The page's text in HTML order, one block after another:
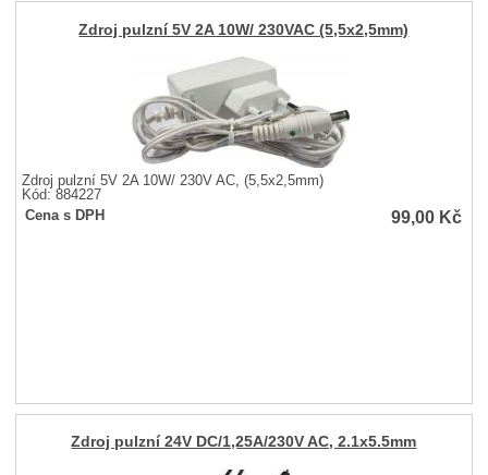
Zdroj pulzní 5V 2A 10W/ 230VAC (5,5x2,5mm)
Zdroj pulzní 5V 2A 10W/ 230V AC, (5,5x2,5mm)
Kód: 884227
Cena s DPH
99,00 Kč
Zdroj pulzní 24V DC/1,25A/230V AC, 2.1x5.5mm